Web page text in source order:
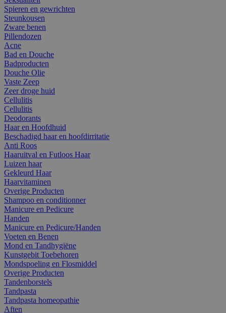
Spieren en gewrichten
Steunkousen
Zware benen
Pillendozen
Acne
Bad en Douche
Badproducten
Douche Olie
Vaste Zeep
Zeer droge huid
Cellulitis
Cellulitis
Deodorants
Haar en Hoofdhuid
Beschadigd haar en hoofdirritatie
Anti Roos
Haaruitval en Futloos Haar
Luizen haar
Gekleurd Haar
Haarvitaminen
Overige Producten
Shampoo en conditionner
Manicure en Pedicure
Handen
Manicure en Pedicure/Handen
Voeten en Benen
Mond en Tandhygiëne
Kunstgebit Toebehoren
Mondspoeling en Flosmiddel
Overige Producten
Tandenborstels
Tandpasta
Tandpasta homeopathie
Aften